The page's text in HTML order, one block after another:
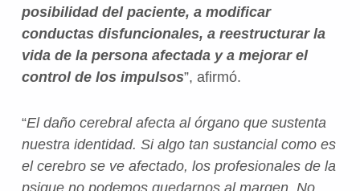
posibilidad del paciente, a modificar
conductas disfuncionales, a reestructurar la
vida de la persona afectada y a mejorar el
control de los impulsos”, afirmó.
“El daño cerebral afecta al órgano que sustenta
nuestra identidad. Si algo tan sustancial como es
el cerebro se ve afectado, los profesionales de la
psique no podemos quedarnos al margen. No